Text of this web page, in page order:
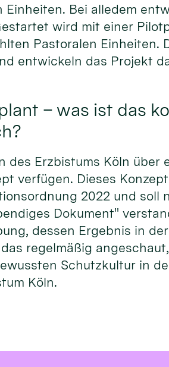
Bei alledem
wird mit einer
Pastoralen Einheiten.
entwickeln das Projekt
– was ist das
des Erzbistums Köln über
verfügen. Dieses
2022 und soll
Dokument"
dessen Ergebnis in
regelmäßig
Schutzkultur in
Köln.